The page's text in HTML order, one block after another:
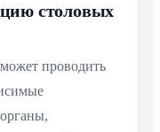
столовых
проводить